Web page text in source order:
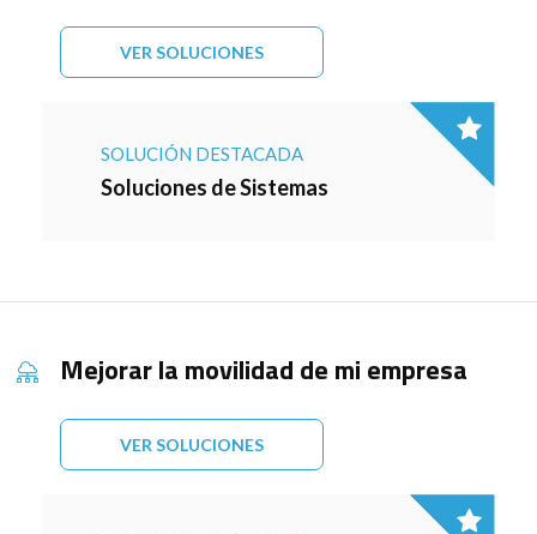
VER SOLUCIONES
SOLUCIÓN DESTACADA
Soluciones de Sistemas
Mejorar la movilidad de mi empresa
VER SOLUCIONES